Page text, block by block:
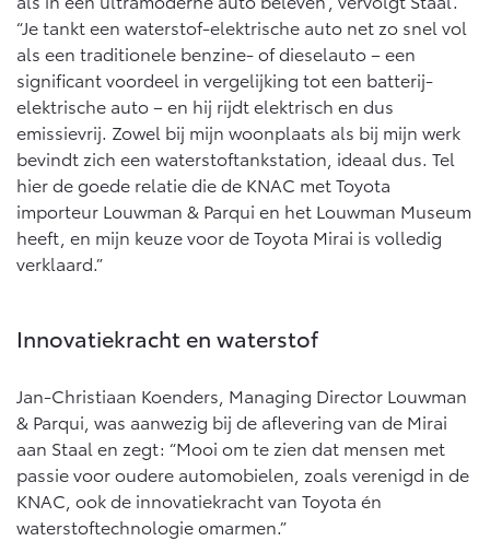
Corolla Cross
HYBRIDE
Vanaf € 39.995,-
Toyota C-HR
OOK ALS PLUG-IN
HYBRIDE
Vanaf € 36.495,-
Vanaf € 37.995,- Vanaf € 49.995,-
10 jaar batterijgarantie
Toyota fabrieksgarantie
Onderdelen & Accessoires
Onderdelen
Accessoires
Banden
MyToyota login
MyToyota App
Abonnementen
Multimedia
Connected check
Energie en slim laden
Verzekeren
Toyota Autoverzekering
Toyota Hybride Autoverzekering
Bedrijfswagens
Bedrijfswagens op maat
Financieren of leasen
Verzekeren
“Je tankt een waterstof-elektrische auto net zo snel vol
als een traditionele benzine- of dieselauto – een
significant voordeel in vergelijking tot een batterij-
elektrische auto – en hij rijdt elektrisch en dus
emissievrij. Zowel bij mijn woonplaats als bij mijn werk
bevindt zich een waterstoftankstation, ideaal dus. Tel
hier de goede relatie die de KNAC met Toyota
importeur Louwman & Parqui en het Louwman Museum
heeft, en mijn keuze voor de Toyota Mirai is volledig
verklaard.”
Innovatiekracht en waterstof
Jan-Christiaan Koenders, Managing Director Louwman
& Parqui, was aanwezig bij de aflevering van de Mirai
aan Staal en zegt: “Mooi om te zien dat mensen met
passie voor oudere automobielen, zoals verenigd in de
KNAC, ook de innovatiekracht van Toyota én
waterstoftechnologie omarmen.”